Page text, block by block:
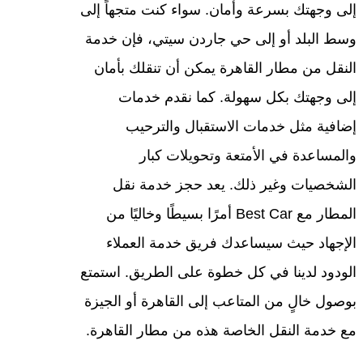
إلى وجهتك بسرعة وأمان. سواء كنت متجهاً إلى
وسط البلد أو إلى حي جاردن سيتي، فإن خدمة
النقل من مطار القاهرة يمكن أن تنقلك بأمان
إلى وجهتك بكل سهولة. كما نقدم خدمات
إضافية مثل خدمات الاستقبال والترحيب
والمساعدة في الأمتعة وتحويلات كبار
الشخصيات وغير ذلك. يعد حجز خدمة نقل
المطار مع Best Car أمرًا بسيطًا وخاليًا من
الإجهاد حيث سيساعدك فريق خدمة العملاء
الودود لدينا في كل خطوة على الطريق. استمتع
بوصول خالٍ من المتاعب إلى القاهرة أو الجيزة
مع خدمة النقل الخاصة هذه من مطار القاهرة.